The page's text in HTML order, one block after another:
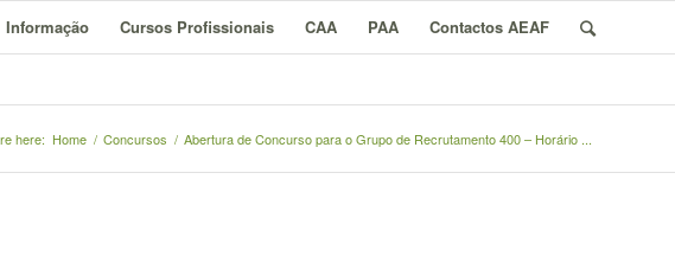
Informação Cursos Profissionais CAA PAA Contactos AEAF
here: Home / Concursos / Abertura de Concurso para o Grupo de Recrutamento 400 – Horário ...